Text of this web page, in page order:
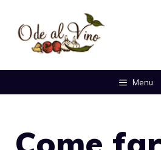
contenuto
Menu